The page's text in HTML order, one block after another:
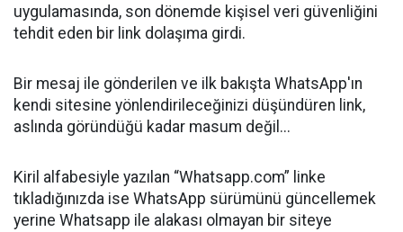
uygulamasında, son dönemde kişisel veri güvenliğini
tehdit eden bir link dolaşıma girdi.
Bir mesaj ile gönderilen ve ilk bakışta WhatsApp'ın
kendi sitesine yönlendirileceğinizi düşündüren link,
aslında göründüğü kadar masum değil...
Kiril alfabesiyle yazılan “Whatsapp.com” linke
tıkladığınızda ise WhatsApp sürümünü güncellemek
yerine Whatsapp ile alakası olmayan bir siteye